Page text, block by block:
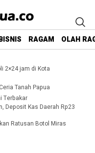
RAGAM OLAH
2×24 jam di Kota
Tanah Papua
Terbakar
Deposit Kas Daerah Rp23
Ratusan Botol Miras